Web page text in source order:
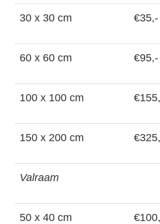
30 x 30 cm
60 x 60 cm
100 x 100 cm
150 x 200 cm
Valraam
50 x 40 cm